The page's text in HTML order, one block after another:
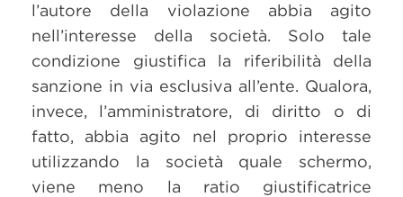
l’autore della violazione abbia agito
nell’interesse della società. Solo tale
condizione giustifica la riferibilità della
sanzione in via esclusiva all’ente. Qualora,
invece, l’amministratore, di diritto o di
fatto, abbia agito nel proprio interesse
utilizzando la società quale schermo,
viene meno la ratio giustificatrice